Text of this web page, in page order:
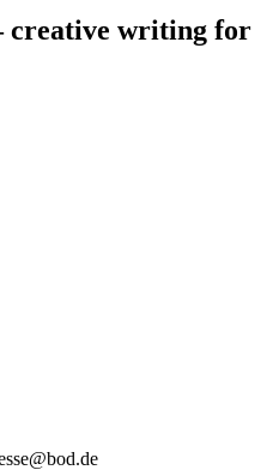
creative writing for